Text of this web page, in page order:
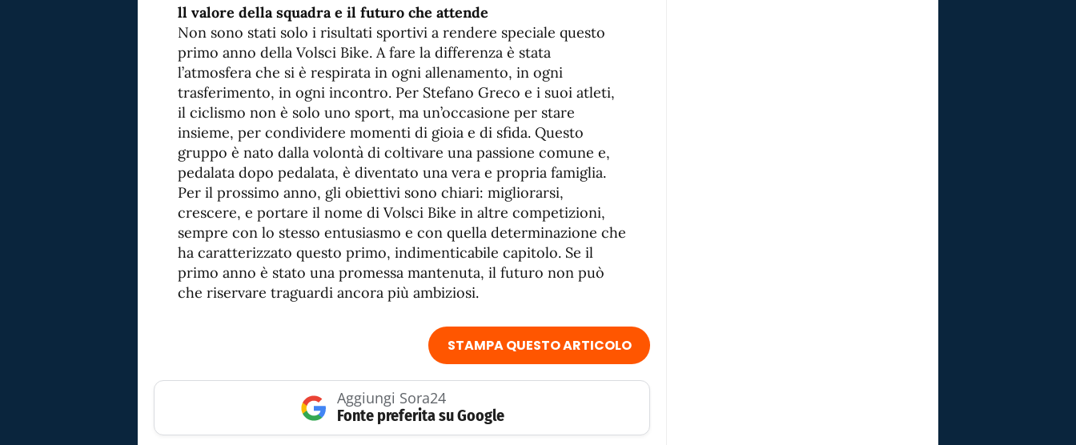
ll valore della squadra e il futuro che attende
Non sono stati solo i risultati sportivi a rendere speciale questo
primo anno della Volsci Bike. A fare la differenza è stata
l’atmosfera che si è respirata in ogni allenamento, in ogni
trasferimento, in ogni incontro. Per Stefano Greco e i suoi atleti,
il ciclismo non è solo uno sport, ma un’occasione per stare
insieme, per condividere momenti di gioia e di sfida. Questo
gruppo è nato dalla volontà di coltivare una passione comune e,
pedalata dopo pedalata, è diventato una vera e propria famiglia.
Per il prossimo anno, gli obiettivi sono chiari: migliorarsi,
crescere, e portare il nome di Volsci Bike in altre competizioni,
sempre con lo stesso entusiasmo e con quella determinazione che
ha caratterizzato questo primo, indimenticabile capitolo. Se il
primo anno è stato una promessa mantenuta, il futuro non può
che riservare traguardi ancora più ambiziosi.
STAMPA QUESTO ARTICOLO
Aggiungi Sora24
Fonte preferita su Google